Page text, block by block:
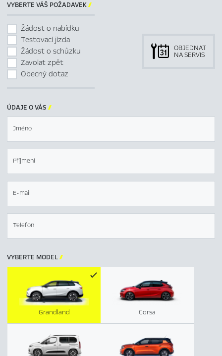
VYBERTE VÁŠ POŽADAVEK
Žádost o nabídku
Testovací jízda
Žádost o schůzku
Zavolat zpět
Obecný dotaz
OBJEDNAT
NA SERVIS
ÚDAJE O VÁS 
Jméno
Příjmení
E-mail
Telefon
VYBERTE MODEL
Corsa
Grandland